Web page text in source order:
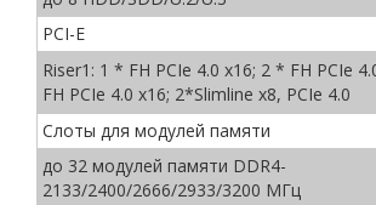
PCI-E
Riser1: 1 * FH PCIe 4.0 x16; 2 * FH PCIe
FH PCIe 4.0 x16; 2*Slimline x8, PCIe 4.0
Слоты для модулей памяти
до 32 модулей памяти DDR4-
2133/2400/2666/2933/3200 МГц